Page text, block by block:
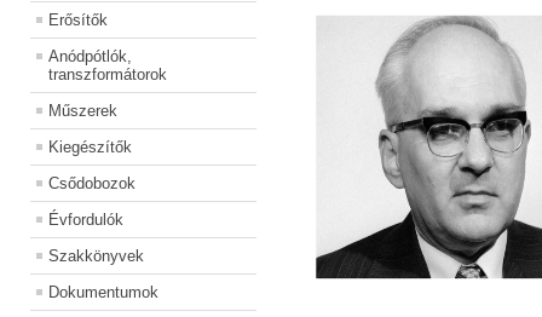
Erősítők
Anódpótlók,
transzformátorok
Műszerek
Kiegészítők
Csődobozok
Évfordulók
Szakkönyvek
Dokumentumok